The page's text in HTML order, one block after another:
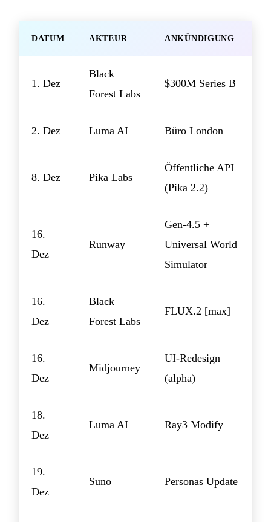
DATUM AKTEUR ANKÜNDIGUNG
1. Dez
Black
Forest Labs
$300M Series B
2. Dez Luma AI Büro London
8. Dez Pika Labs
Öffentliche API
(Pika 2.2)
16.
Dez
Runway
Gen-4.5 +
Universal World
Simulator
16.
Dez
Black
Forest Labs
FLUX.2 [max]
16.
Dez
Midjourney
UI-Redesign
(alpha)
18.
Dez
Luma AI Ray3 Modify
19.
Dez
Suno Personas Update